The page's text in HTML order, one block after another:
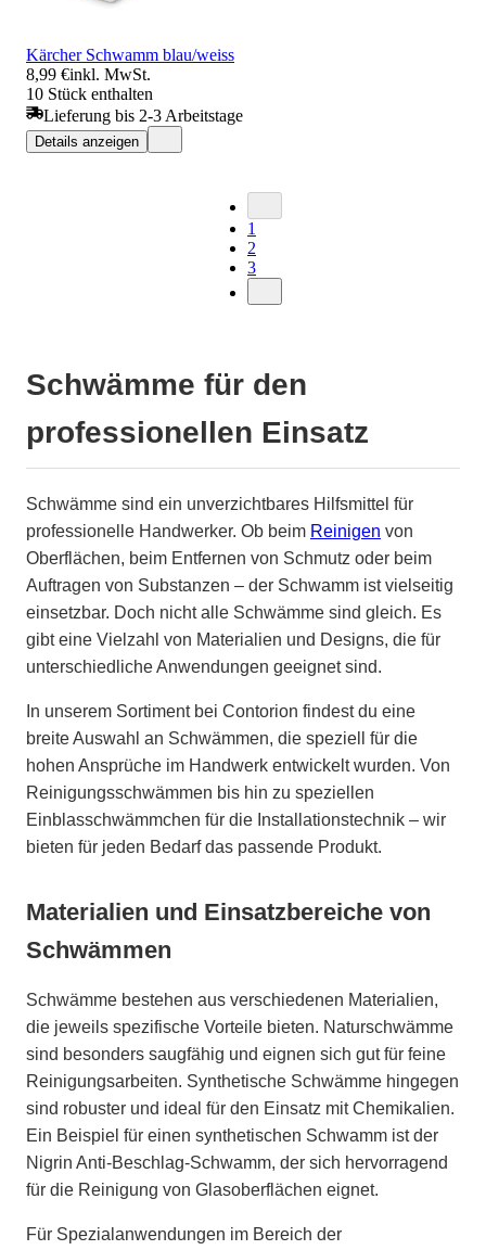
Kärcher Schwamm blau/weiss
8,99 €inkl. MwSt.
10 Stück enthalten
Lieferung bis 2-3 Arbeitstage
Details anzeigen
1
2
3
Schwämme für den
professionellen Einsatz
Schwämme sind ein unverzichtbares Hilfsmittel für
professionelle Handwerker. Ob beim Reinigen von
Oberflächen, beim Entfernen von Schmutz oder beim
Auftragen von Substanzen – der Schwamm ist vielseitig
einsetzbar. Doch nicht alle Schwämme sind gleich. Es
gibt eine Vielzahl von Materialien und Designs, die für
unterschiedliche Anwendungen geeignet sind.
In unserem Sortiment bei Contorion findest du eine
breite Auswahl an Schwämmen, die speziell für die
hohen Ansprüche im Handwerk entwickelt wurden. Von
Reinigungsschwämmen bis hin zu speziellen
Einblasschwämmchen für die Installationstechnik – wir
bieten für jeden Bedarf das passende Produkt.
Materialien und Einsatzbereiche von
Schwämmen
Schwämme bestehen aus verschiedenen Materialien,
die jeweils spezifische Vorteile bieten. Naturschwämme
sind besonders saugfähig und eignen sich gut für feine
Reinigungsarbeiten. Synthetische Schwämme hingegen
sind robuster und ideal für den Einsatz mit Chemikalien.
Ein Beispiel für einen synthetischen Schwamm ist der
Nigrin Anti-Beschlag-Schwamm, der sich hervorragend
für die Reinigung von Glasoberflächen eignet.
Für Spezialanwendungen im Bereich der